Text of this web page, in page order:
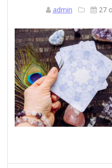
admin 27